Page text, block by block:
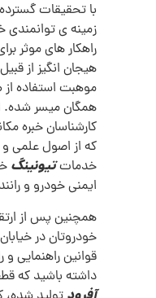
با تحقیقات
زمینه ی توانمندی
راهکار های موثر
هیجان انگیز از
موهبت استفاده از
همگان میسر شده.
کارشناسان خبره
که از اصول علمی و
خدماتتیونینگ
ایمنی خودرو و
همچنین پس از
خودروتان در
قوانین راهنمایی
داشته باشید که